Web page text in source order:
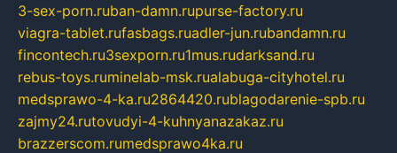
3-sex-porn.ruban-damn.rupurse-factory.ru
viagra-tablet.rufasbags.ruadler-jun.rubandamn.ru
fincontech.ru3sexporn.ru1mus.rudarksand.ru
rebus-toys.ruminelab-msk.rualabuga-cityhotel.ru
medsprawo-4-ka.ru2864420.rublagodarenie-spb.ru
zajmy24.rutovudyi-4-kuhnyanazakaz.ru
brazzerscom.rumedsprawo4ka.ru